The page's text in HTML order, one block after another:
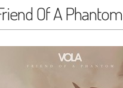
Of A Phantom